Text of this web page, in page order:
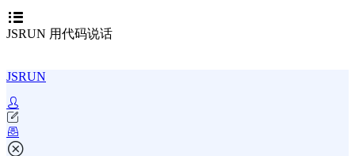
JSRUN 用代码说话
JSRUN